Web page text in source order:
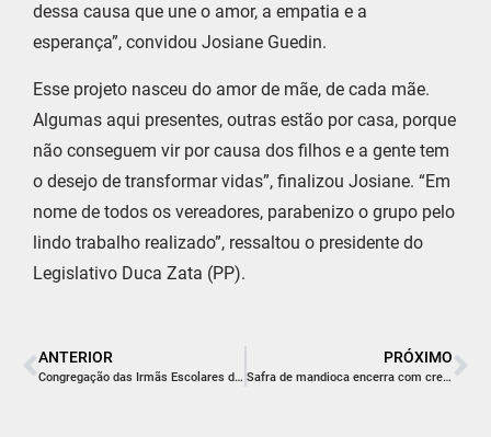
dessa causa que une o amor, a empatia e a
esperança”, convidou Josiane Guedin.
Esse projeto nasceu do amor de mãe, de cada mãe.
Algumas aqui presentes, outras estão por casa, porque
não conseguem vir por causa dos filhos e a gente tem
o desejo de transformar vidas”, finalizou Josiane. “Em
nome de todos os vereadores, parabenizo o grupo pelo
lindo trabalho realizado”, ressaltou o presidente do
Legislativo Duca Zata (PP).
ANTERIOR
Congregação das Irmãs Escolares de Nossa Senhora celebra 192 anos de fundação e 90 anos de presença no Brasil
PRÓXIMO
Safra de mandioca encerra com crescimento estimado em 20% no Sul de Santa Catarina